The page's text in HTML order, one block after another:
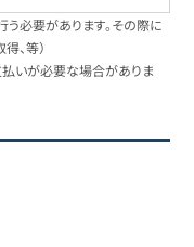
必要があります。その際に
、等）
いが必要な場合がありま